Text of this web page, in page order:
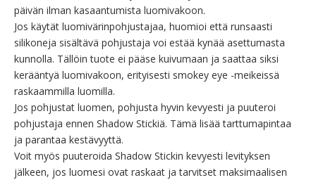
päivän ilman kasaantumista luomivakoon.
Jos käytät luomivärinpohjustajaa, huomioi että runsaasti
silikoneja sisältävä pohjustaja voi estää kynää asettumasta
kunnolla. Tällöin tuote ei pääse kuivumaan ja saattaa siksi
kerääntyä luomivakoon, erityisesti smokey eye -meikeissä
raskaammilla luomilla.
Jos pohjustat luomen, pohjusta hyvin kevyesti ja puuteroi
pohjustaja ennen Shadow Stickiä. Tämä lisää tarttumapintaa
ja parantaa kestävyyttä.
Voit myös puuteroida Shadow Stickin kevyesti levityksen
jälkeen, jos luomesi ovat raskaat ja tarvitset maksimaalisen